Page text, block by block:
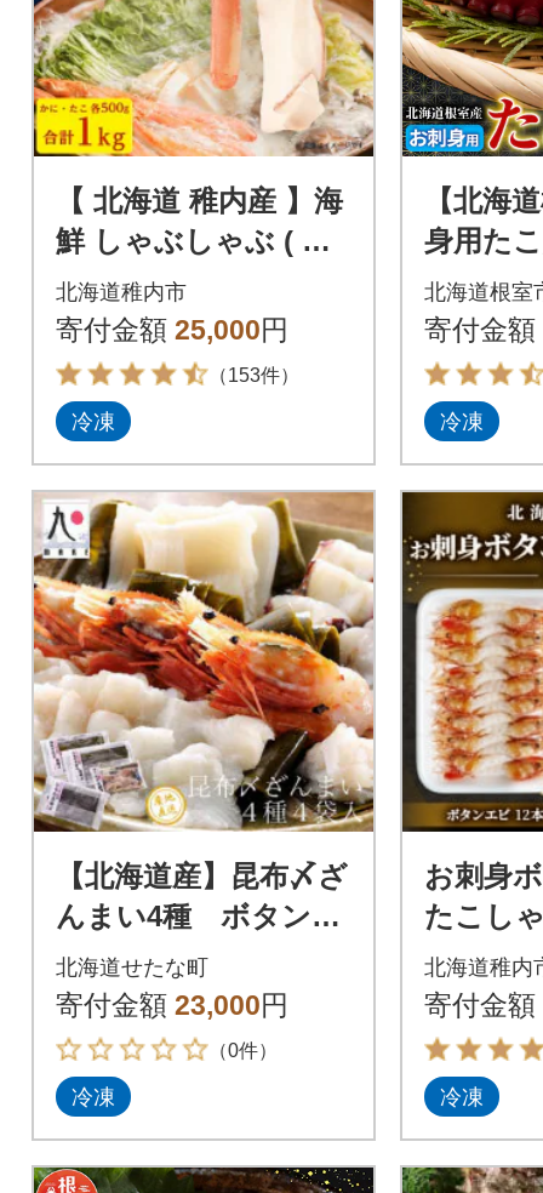
【 北海道 稚内産 】海
鮮 しゃぶしゃぶ ( か
に 500g & たこ 500g )
国産
北海道稚内市
寄付金額 25,000円
（153件）
冷凍
【北海
身用た
2.5kg)
北海道根室
寄付金額
冷凍
【北海道産】昆布〆ざ
んまい4種 ボタン海
老・ホタテ・たこ・
ひらめ
北海道せたな町
寄付金額 23,000円
（0件）
冷凍
お刺身
たこし
北海道稚内
寄付金額
冷凍